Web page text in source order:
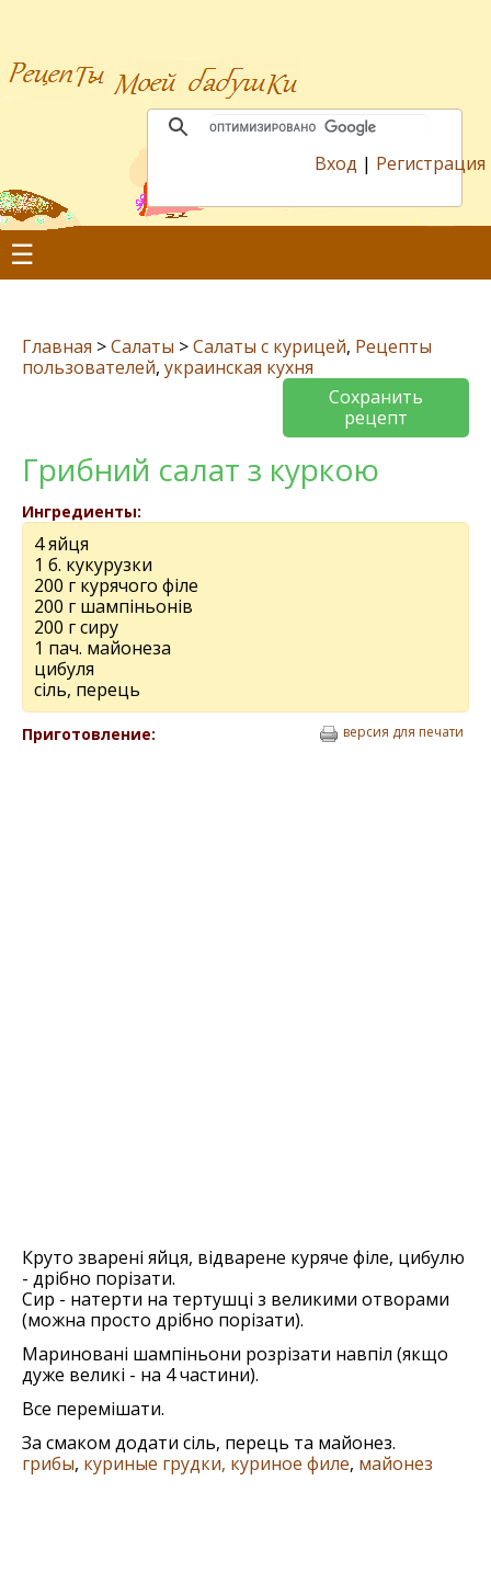
Вход | Регистрация
☰
Главная >Салаты >Салаты с курицей, Рецепты
пользователей, украинская кухня
Сохранить
рецепт
Грибний салат з куркою
Ингредиенты:
4 яйця
1 б. кукурузки
200 г курячого філе
200 г шампіньонів
200 г сиру
1 пач. майонеза
цибуля
сіль, перець
Приготовление: версия для печати
Круто зварені яйця, відварене куряче філе, цибулю
- дрібно порізати.
Сир - натерти на тертушці з великими отворами
(можна просто дрібно порізати).
Мариновані шампіньони розрізати навпіл (якщо
дуже великі - на 4 частини).
Все перемішати.
За смаком додати сіль, перець та майонез.
грибы, куриные грудки, куриное филе, майонез